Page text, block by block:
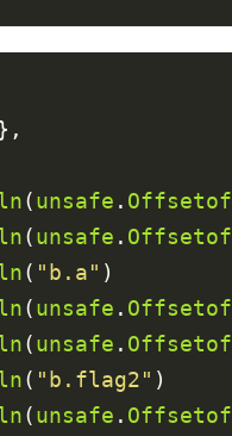
(unsafe . Offsetof
(unsafe . Offsetof
( "b.a"
(unsafe . Offsetof
(unsafe . Offsetof
( "b.flag2"
(unsafe . Offsetof